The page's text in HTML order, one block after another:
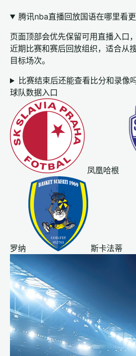
腾讯nba直播回放国语在哪里看更
页面顶部会优先保留可用直播入口
近期比赛和赛后回放组织，适合从
目标场次。
比赛结束后还能查看比分和录像
球队数据入口
凤凰哈根
罗纳 斯卡法蒂